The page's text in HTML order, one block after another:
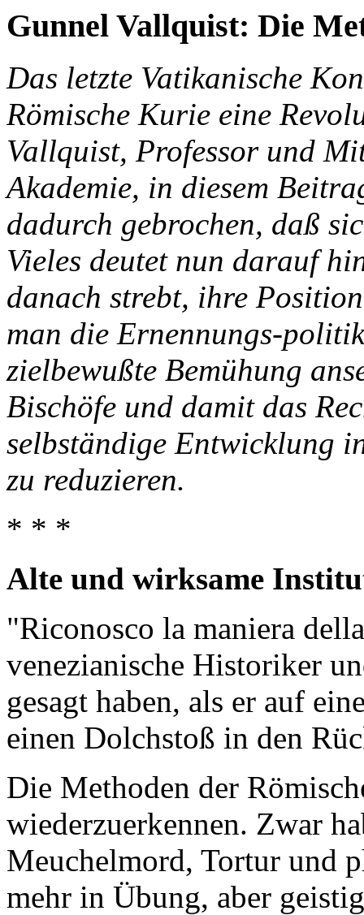
Gunnel Vallquist: Die
Das letzte Vatikanische
Römische Kurie eine
Vallquist, Professor und
Akademie, in diesem
dadurch gebrochen, daß
Vieles deutet nun darauf
danach strebt, ihre
man die Ernennungs-
zielbewußte Bemühung
Bischöfe und damit das
selbständige Entwicklung
zu reduzieren.
* * *
Alte und wirksame
"Riconosco la maniera
venezianische Historiker
gesagt haben, als er auf
einen Dolchstoß in den
Die Methoden der
wiederzuerkennen. Zwar
Meuchelmord, Tortur und
mehr in Übung, aber